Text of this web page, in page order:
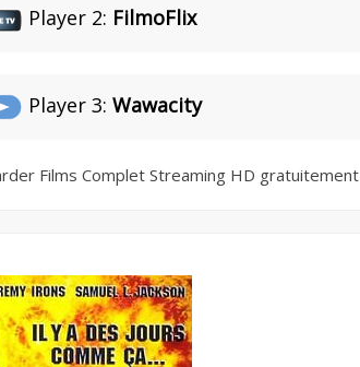
Player 2: FilmoFlix
Player 3: Wawacity
Films Complet Streaming HD gratuitement